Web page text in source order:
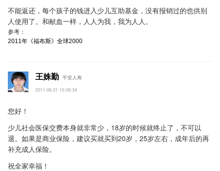
不能返还，每个孩子的钱进入少儿互助基金，没有报销过的也供别
人使用了。和献血一样，人人为我，我为人人。
参考：
2011年《福布斯》全球2000
王姝勤 平安人寿
2011-06-21 10:06:34
您好！
少儿社会医保交费本身就非常少，18岁的时候就终止了，不可以
退。如果是商业保险，建议买就买到20岁，25岁左右，成年后的再
补充成人保险。
祝全家幸福！